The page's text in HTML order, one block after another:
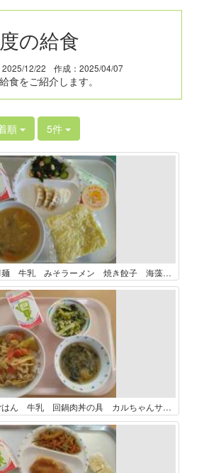
の給食
2025/12/22 作成：2025/04/07
食をご紹介します。
順 5件
２月19日（木） 中華麺 牛乳 みそラーメン 焼き餃子 海藻サラダ マンゴープリン
２月17日（火） 麦ごはん 牛乳 回鍋肉丼の具 カルちゃんサラダ えび団子スープ